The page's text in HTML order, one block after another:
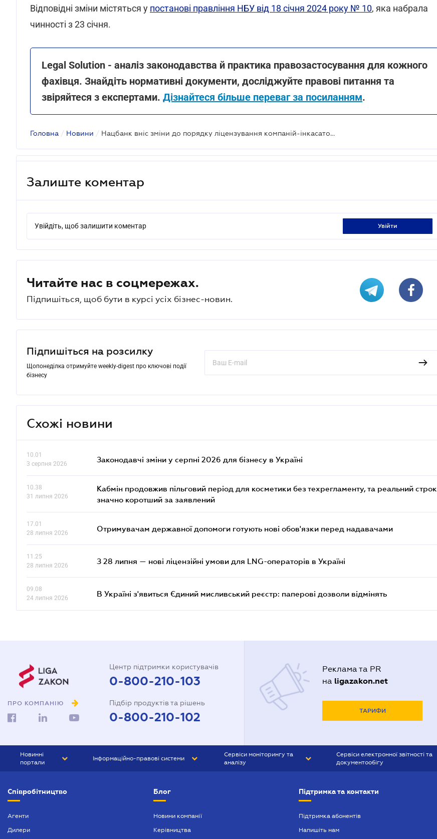
Відповідні зміни містяться у постанові правління НБУ від 18 січня 2024 року № 10, яка набрала
чинності з 23 січня.
Legal Solution - аналіз законодавства й практика правозастосування для кожного
фахівця. Знайдіть нормативні документи, досліджуйте правові питання та
звіряйтеся з експертами. Дізнайтеся більше переваг за посиланням.
Головна / Новини / Нацбанк вніс зміни до порядку ліцензування компаній-інкасаторів
Залиште коментар
Увійдіть, щоб залишити коментар увійти
Читайте нас в соцмережах.
Підпишіться, щоб бути в курсі усіх бізнес-новин.
Підпишіться на розсилку
Щопонеділка отримуйте weekly-digest про ключові події
бізнесу
Схожі новини
10.01
3 серпня 2026
Законодавчі зміни у серпні 2026 для бізнесу в Україні
10.38
31 липня 2026
Кабмін продовжив пільговий період для косметики без техрегламенту, та реальний строк
значно коротший за заявлений
17.01
28 липня 2026
Отримувачам державної допомоги готують нові обов'язки перед надавачами
11.25
28 липня 2026
З 28 липня — нові ліцензійні умови для LNG-операторів в Україні
09.08
24 липня 2026
В Україні з'явиться Єдиний мисливський реєстр: паперові дозволи відмінять
ПРО КОМПАНІЮ
Центр підтримки користувачів
0-800-210-103
Підбір продуктів та рішень
0-800-210-102
Реклама та PR
на ligazakon.net
ТАРИФИ
Новинні
портали
БІЗНЕС
Інформаційно-правові системи
БУХГАЛТЕР ПРОФ
Сервіси моніторингу та
аналізу
Сервіси електронної звітності та
документообігу
Співробітництво
Агенти
Дилери
Блог
Новини компанії
Керівництва
Підтримка та контакти
Підтримка абонентів
Напишіть нам